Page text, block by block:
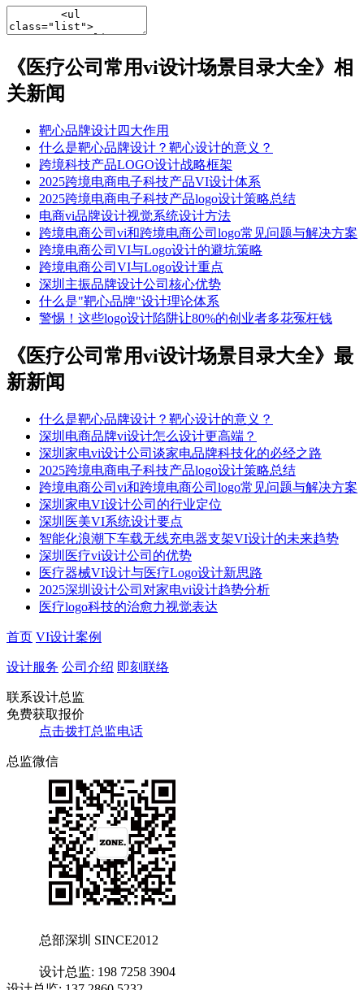
《医疗公司常用vi设计场景目录大全》相
关新闻
靶心品牌设计四大作用
什么是靶心品牌设计？靶心设计的意义？
跨境科技产品LOGO设计战略框架​
​​2025跨境电商电子科技产品VI设计体系​
2025跨境电商电子科技产品logo设计策略总结
电商vi品牌设计视觉系统设计方法
跨境电商公司vi和跨境电商公司logo常见问题与解决方案
跨境电商公司VI与Logo设计的避坑策略
跨境电商公司VI与Logo设计重点
深圳主振品牌设计公司核心优势
什么是"靶心品牌"设计理论体系
警惕！这些logo设计陷阱让80%的创业者多花冤枉钱
《医疗公司常用vi设计场景目录大全》最
新新闻
什么是靶心品牌设计？靶心设计的意义？
深圳电商品牌vi设计怎么设计更高端？
深圳家电vi设计公司谈家电品牌科技化的必经之路
2025跨境电商电子科技产品logo设计策略总结
跨境电商公司vi和跨境电商公司logo常见问题与解决方案
深圳家电VI设计公司的行业定位
深圳医美VI系统设计要点
智能化浪潮下车载无线充电器支架VI设计的未来趋势​
深圳医疗vi设计公司的优势
​​医疗器械VI设计与医疗Logo设计新思路​
2025深圳设计公司对家电vi设计趋势分析
医疗logo科技的治愈力视觉表达
首页 VI设计案例
设计服务 公司介绍 即刻联络
联系设计总监
免费获取报价
点击拨打总监电话
总监微信
总部深圳 SINCE2012
设计总监: 198 7258 3904